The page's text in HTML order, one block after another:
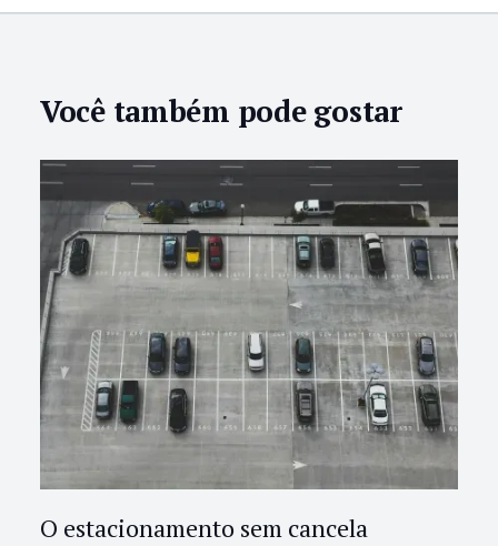
Você também pode gostar
O estacionamento sem cancela